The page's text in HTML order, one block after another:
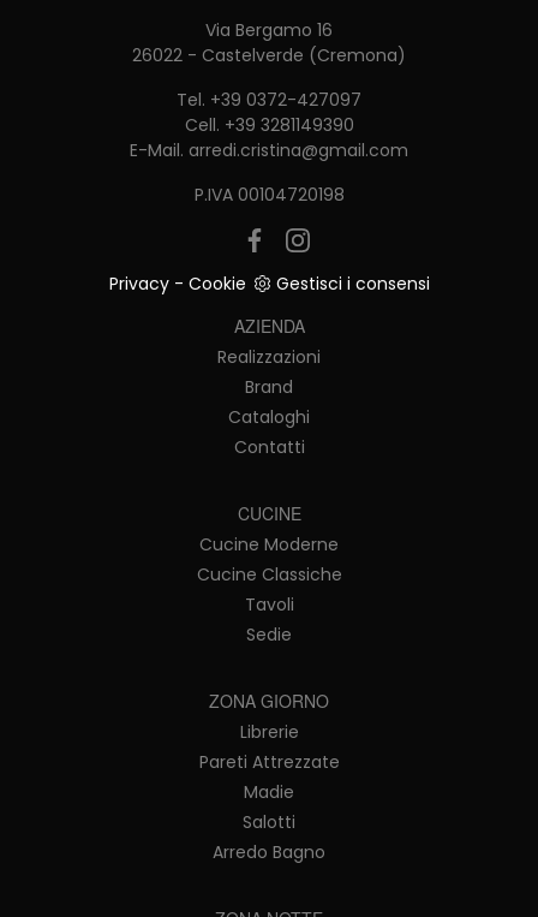
Via Bergamo 16
26022 - Castelverde (Cremona)
Tel. +39 0372-427097
Cell. +39 3281149390
E-Mail. arredi.cristina@gmail.com
P.IVA 00104720198
Privacy- Cookie
Gestisci i consensi
AZIENDA
Realizzazioni
Brand
Cataloghi
Contatti
CUCINE
Cucine Moderne
Cucine Classiche
Tavoli
Sedie
ZONA GIORNO
Librerie
Pareti Attrezzate
Madie
Salotti
Arredo Bagno